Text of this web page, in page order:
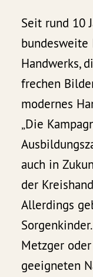
Seit rund 10
bundesweite
Handwerks,
frechen
modernes
„Die
auch in
der
Allerdings
Metzger
geeigneten